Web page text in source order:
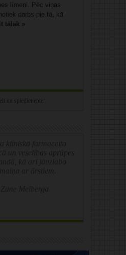
līmeni. Pēc viņas
darbs pie tā, kā
tālāk »